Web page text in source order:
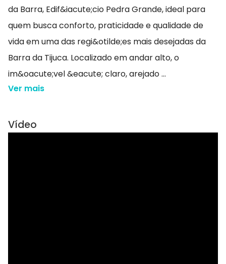
da Barra, Edif&iacute;cio Pedra Grande, ideal para
quem busca conforto, praticidade e qualidade de
vida em uma das regi&otilde;es mais desejadas da
Barra da Tijuca. Localizado em andar alto, o
im&oacute;vel &eacute; claro, arejado ...
Ver mais
Vídeo